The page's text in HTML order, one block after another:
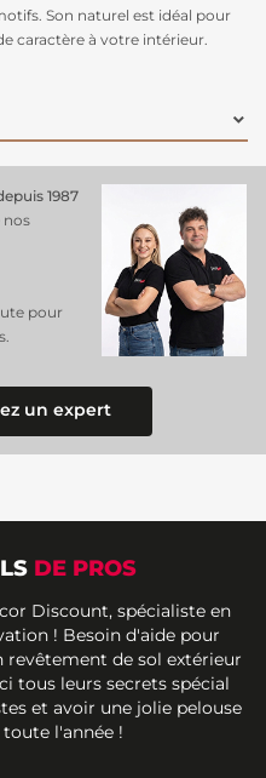
Son naturel est idéal pour
caractère à votre intérieur.
1987
nos
pour
un expert
DE PROS
Discount, spécialiste en
! Besoin d'aide pour
de sol extérieur
tous leurs secrets spécial
et avoir une jolie pelouse
l'année !